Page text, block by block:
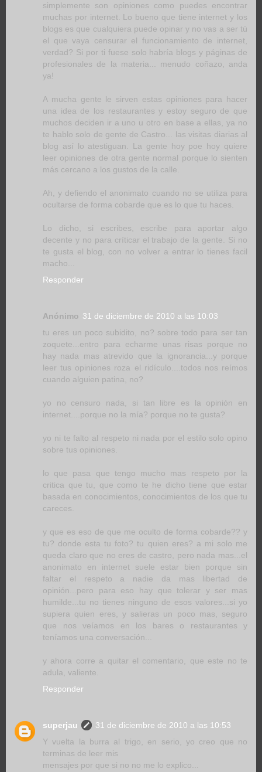
simplemente son opiniones como puedes encontrar
muchas por internet. Lo bueno que tiene internet y los
blogs es que cualquiera puede opinar y no vas a ser tú
el que vaya censurar el funcionamiento de internet,
verdad? Si por ti fuese solo habría blogs y páginas de
profesionales de la materia... menudo coñazo, anda
ya!
A mucha gente le sirven estas opiniones para hacer
una idea de los restaurantes y estoy seguro de que
muchos deciden ir a uno u otro en base a ellas, ya no
te hablo solo de gente de Castro... las visitas diarias al
blog así lo atestiguan. La gente hoy poe hoy quiere
leer opiniones de otra gente normal porque lo sienten
más cercano a los gustos de la calle.
Ah, y defiendo el anonimato cuando no se utiliza para
ocultarse de forma cobarde que es lo que tu haces.
Lo dicho, si escribes, escribe para aportar algo
decente y no para críticar el trabajo de la gente. Si no
te gusta el blog, con no volver a entrar lo tienes facil
macho...
Responder
Anónimo 31 de diciembre de 2010 a las 10:03
tu eres un poco subidito, no? sobre todo para ser tan
zoquete...entro para echarme unas risas porque no
hay nada mas atrevido que la ignorancia...y porque
leer tus opiniones roza el ridículo....todos nos reímos
cuando alguien patina, no?
yo no censuro nada, si tan libre es la opinión en
internet....porque no la mía? porque no te gusta?
yo ni te falto al respeto ni nada por el estilo solo opino
sobre tus opiniones.
lo que pasa que tengo mucho mas respeto por la
critica que tu, que como te he dicho tiene que estar
basada en conocimientos, conocimientos de los que tu
careces.
y que es eso de que me oculto de forma cobarde?? y
tu? donde esta tu foto? tu quien eres? a mi solo me
queda claro que no eres de castro, pero nada mas...el
anonimato en internet suele estar bien porque sin
faltar el respeto a nadie da mas libertad de
opinión...pero para eso hay que tolerar y ser mas
humilde...tu no tienes ninguno de esos valores...si yo
supiera quien eres, y salieras un poco mas, seguro
que nos veíamos en los bares o restaurantes y
teníamos una conversación...
y ahora corre a quitar el comentario, que este no te
adula, valiente.
Responder
superjau
31 de diciembre de 2010 a las 10:53
Y vuelta la burra al trigo, en serio, yo creo que no
terminas de leer mis
mensajes por que si no no me lo explico...